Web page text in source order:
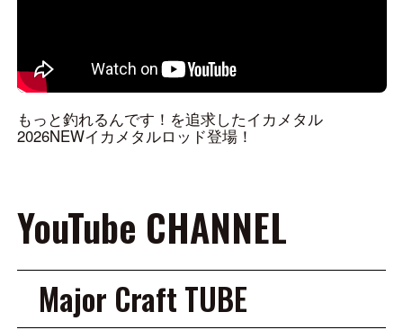
もっと釣れるんです！を追求したイカメタル
2026NEWイカメタルロッド登場！
YouTube CHANNEL
Major Craft TUBE